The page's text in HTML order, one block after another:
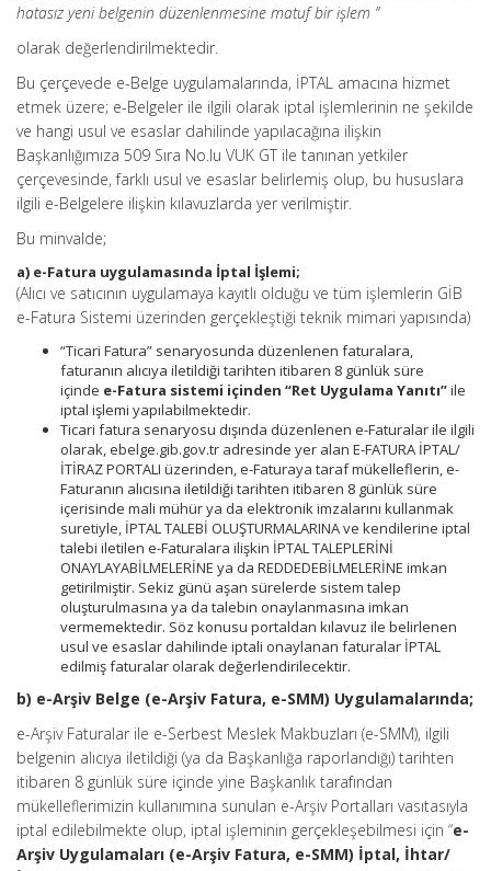
hatasız yeni belgenin düzenlenmesine matuf bir işlem ”
olarak değerlendirilmektedir.
Bu çerçevede e-Belge uygulamalarında, İPTAL amacına hizmet
etmek üzere; e-Belgeler ile ilgili olarak iptal işlemlerinin ne şekilde
ve hangi usul ve esaslar dahilinde yapılacağına ilişkin
Başkanlığımıza 509 Sıra No.lu VUK GT ile tanınan yetkiler
çerçevesinde, farklı usul ve esaslar belirlemiş olup, bu hususlara
ilgili e-Belgelere ilişkin kılavuzlarda yer verilmiştir.
Bu minvalde;
a) e-Fatura uygulamasında İptal İşlemi;
(Alıcı ve satıcının uygulamaya kayıtlı olduğu ve tüm işlemlerin GİB
e-Fatura Sistemi üzerinden gerçekleştiği teknik mimari yapısında)
“Ticari Fatura” senaryosunda düzenlenen faturalara,
faturanın alıcıya iletildiği tarihten itibaren 8 günlük süre
içinde e-Fatura sistemi içinden “Ret Uygulama Yanıtı”ile
iptal işlemi yapılabilmektedir.
Ticari fatura senaryosu dışında düzenlenen e-Faturalar ile ilgili
olarak, ebelge.gib.gov.tr adresinde yer alan E-FATURA İPTAL/
İTİRAZ PORTALI üzerinden, e-Faturaya taraf mükelleflerin, e-
Faturanın alıcısına iletildiği tarihten itibaren 8 günlük süre
içerisinde mali mühür ya da elektronik imzalarını kullanmak
suretiyle, İPTAL TALEBİ OLUŞTURMALARINA ve kendilerine iptal
talebi iletilen e-Faturalara ilişkin İPTAL TALEPLERİNİ
ONAYLAYABİLMELERİNE ya da REDDEDEBİLMELERİNE imkan
getirilmiştir. Sekiz günü aşan sürelerde sistem talep
oluşturulmasına ya da talebin onaylanmasına imkan
vermemektedir. Söz konusu portaldan kılavuz ile belirlenen
usul ve esaslar dahilinde iptali onaylanan faturalar İPTAL
edilmiş faturalar olarak değerlendirilecektir.
b) e-Arşiv Belge (e-Arşiv Fatura, e-SMM) Uygulamalarında;
e-Arşiv Faturalar ile e-Serbest Meslek Makbuzları (e-SMM), ilgili
belgenin alıcıya iletildiği (ya da Başkanlığa raporlandığı) tarihten
itibaren 8 günlük süre içinde yine Başkanlık tarafından
mükelleflerimizin kullanımına sunulan e-Arşiv Portalları vasıtasıyla
iptal edilebilmekte olup, iptal işleminin gerçekleşebilmesi için “e-
Arşiv Uygulamaları (e-Arşiv Fatura, e-SMM) İptal, İhtar/